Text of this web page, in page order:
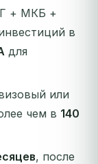
+ МКБ +
в
для
или
чем в 140
, после